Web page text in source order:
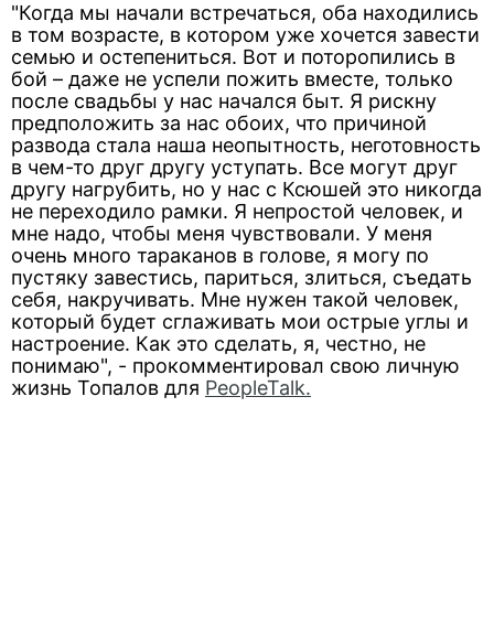
"Когда мы начали встречаться, оба находились
в том возрасте, в котором уже хочется завести
семью и остепениться. Вот и поторопились в
бой – даже не успели пожить вместе, только
после свадьбы у нас начался быт. Я рискну
предположить за нас обоих, что причиной
развода стала наша неопытность, неготовность
в чем-то друг другу уступать. Все могут друг
другу нагрубить, но у нас с Ксюшей это никогда
не переходило рамки. Я непростой человек, и
мне надо, чтобы меня чувствовали. У меня
очень много тараканов в голове, я могу по
пустяку завестись, париться, злиться, съедать
себя, накручивать. Мне нужен такой человек,
который будет сглаживать мои острые углы и
настроение. Как это сделать, я, честно, не
понимаю", - прокомментировал свою личную
жизнь Топалов для PeopleTalk.